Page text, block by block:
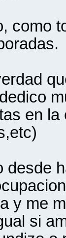
como
en la
desde
y me
si